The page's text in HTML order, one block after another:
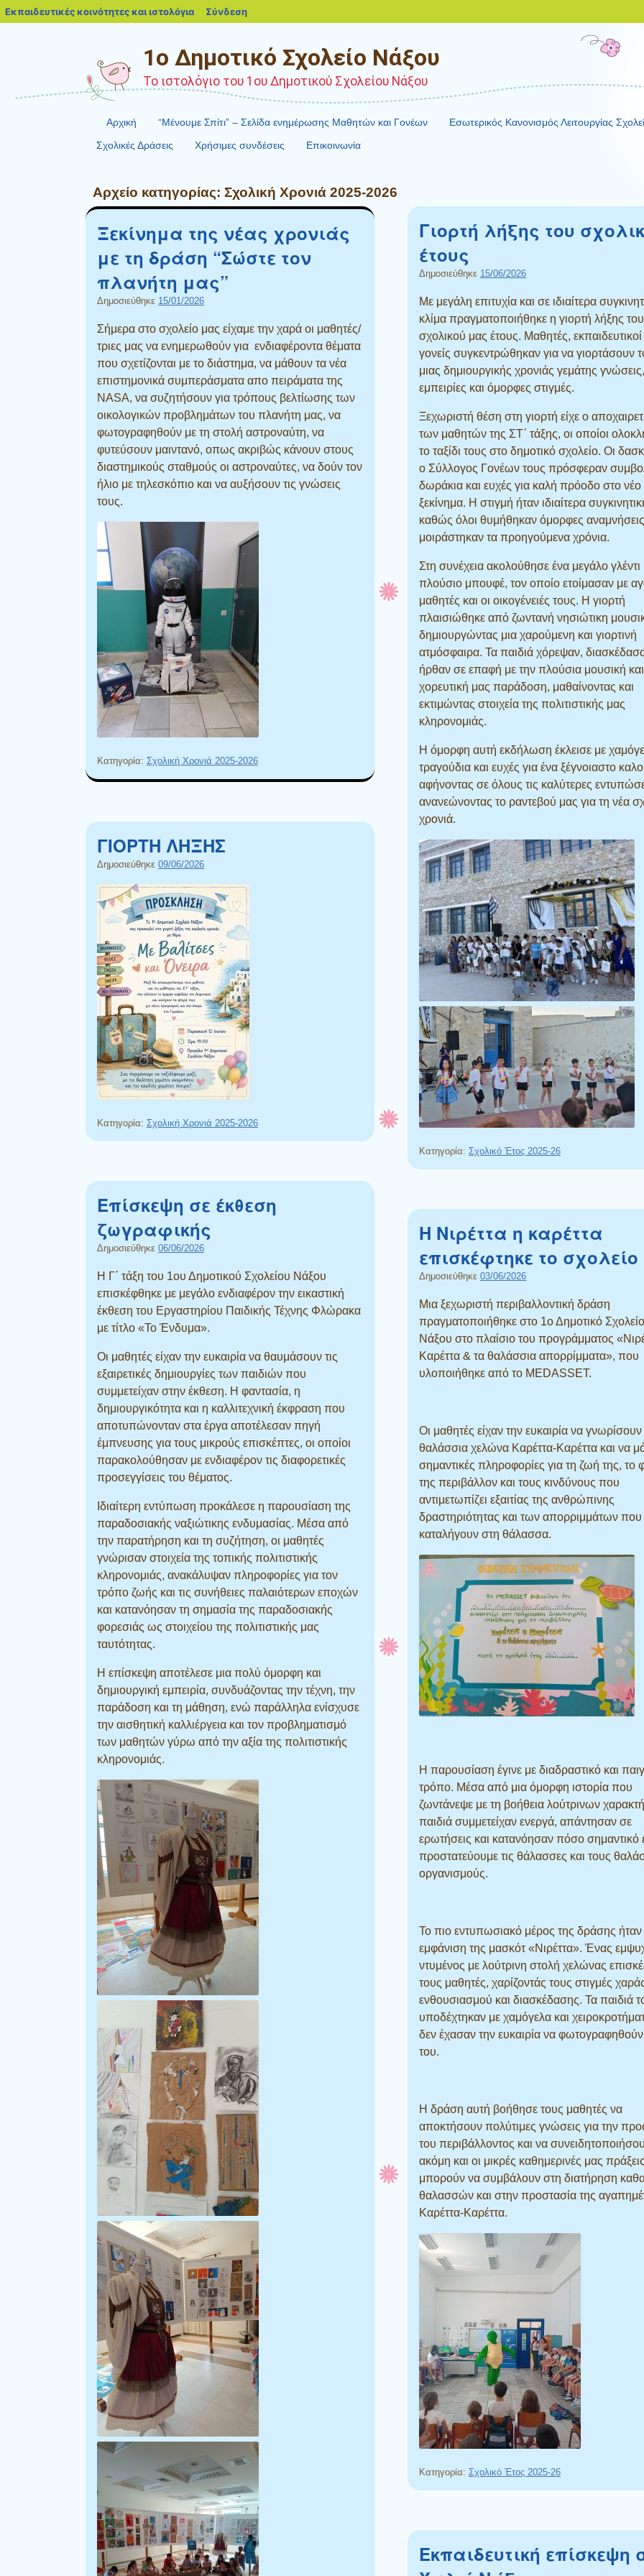
1ο Δημοτικό Σχολείο Νάξου
Το ιστολόγιο του 1ου Δημοτικού Σχολείου Νάξου
Αρχική “Mένουμε Σπίτι” – Σελίδα ενημέρωσης Μαθητών και Γονέων
Εσωτερικός Κανονισμός Λειτουργίας
Σχολικές Δράσεις
Χρήσιμες συνδέσεις Επικοινωνία
Αρχείο κατηγορίας: Σχολική Χρονιά 2025-2026
Ξεκίνημα της νέας χρονιάς
με τη δράση “Σώστε τον
πλανήτη μας”
Δημοσιεύθηκε 15/01/2026
Σήμερα στο σχολείο μας είχαμε την χαρά οι μαθητές/
τριες μας να ενημερωθούν για ενδιαφέροντα θέματα
που σχετίζονται με το διάστημα, να μάθουν τα νέα
επιστημονικά συμπεράσματα απο πειράματα της
ΝΑSA, να συζητήσουν για τρόπους βελτίωσης των
οικολογικών προβλημάτων του πλανήτη μας, να
φωτογραφηθούν με τη στολή αστροναύτη, να
φυτεύσουν μαιντανό, οπως ακριβώς κάνουν στους
διαστημικούς σταθμούς οι αστροναύτες, να δούν τον
ήλιο με τηλεσκόπιο και να αυξήσουν τις γνώσεις
τους.
Κατηγορία: Σχολική Χρονιά 2025-2026
Γιορτή λήξης του
έτους
Δημοσιεύθηκε 15/06/2026
Με μεγάλη επιτυχία και σε ιδιαίτερα
κλίμα πραγματοποιήθηκε η γιορτή λήξης του
σχολικού μας έτους. Μαθητές, εκπαιδευτικοί
γονείς συγκεντρώθηκαν για να γιορτάσουν
μιας δημιουργικής χρονιάς γεμάτης γνώσεις,
εμπειρίες και όμορφες στιγμές.
Ξεχωριστή θέση στη γιορτή είχε ο
των μαθητών της ΣΤ΄ τάξης, οι οποίοι
το ταξίδι τους στο δημοτικό σχολείο. Οι
ο Σύλλογος Γονέων τους πρόσφεραν
δωράκια και ευχές για καλή πρόοδο στο νέο
ξεκίνημα. Η στιγμή ήταν ιδιαίτερα
καθώς όλοι θυμήθηκαν όμορφες
μοιράστηκαν τα προηγούμενα χρόνια.
Στη συνέχεια ακολούθησε ένα μεγάλο γλέντι
πλούσιο μπουφέ, τον οποίο ετοίμασαν με
μαθητές και οι οικογένειές τους. Η γιορτή
πλαισιώθηκε από ζωντανή νησιώτικη
δημιουργώντας μια χαρούμενη και γιορτινή
ατμόσφαιρα. Τα παιδιά χόρεψαν,
ήρθαν σε επαφή με την πλούσια μουσική και
χορευτική μας παράδοση, μαθαίνοντας και
εκτιμώντας στοιχεία της πολιτιστικής μας
κληρονομιάς.
Η όμορφη αυτή εκδήλωση έκλεισε με
τραγούδια και ευχές για ένα ξέγνοιαστο
αφήνοντας σε όλους τις καλύτερες
ανανεώνοντας το ραντεβού μας για τη νέα
χρονιά.
Κατηγορία: Σχολικό Έτος 2025-26
ΓΙΟΡΤΗ ΛΗΞΗΣ
Δημοσιεύθηκε 09/06/2026
Κατηγορία: Σχολική Χρονιά 2025-2026
Επίσκεψη σε έκθεση
ζωγραφικής
Δημοσιεύθηκε 06/06/2026
Η Γ΄ τάξη του 1ου Δημοτικού Σχολείου Νάξου
επισκέφθηκε με μεγάλο ενδιαφέρον την εικαστική
έκθεση του Εργαστηρίου Παιδικής Τέχνης Φλώρακα
με τίτλο «Το Ένδυμα».
Οι μαθητές είχαν την ευκαιρία να θαυμάσουν τις
εξαιρετικές δημιουργίες των παιδιών που
συμμετείχαν στην έκθεση. Η φαντασία, η
δημιουργικότητα και η καλλιτεχνική έκφραση που
αποτυπώνονταν στα έργα αποτέλεσαν πηγή
έμπνευσης για τους μικρούς επισκέπτες, οι οποίοι
παρακολούθησαν με ενδιαφέρον τις διαφορετικές
προσεγγίσεις του θέματος.
Ιδιαίτερη εντύπωση προκάλεσε η παρουσίαση της
παραδοσιακής ναξιώτικης ενδυμασίας. Μέσα από
την παρατήρηση και τη συζήτηση, οι μαθητές
γνώρισαν στοιχεία της τοπικής πολιτιστικής
κληρονομιάς, ανακάλυψαν πληροφορίες για τον
τρόπο ζωής και τις συνήθειες παλαιότερων εποχών
και κατανόησαν τη σημασία της παραδοσιακής
φορεσιάς ως στοιχείου της πολιτιστικής μας
ταυτότητας.
Η επίσκεψη αποτέλεσε μια πολύ όμορφη και
δημιουργική εμπειρία, συνδυάζοντας την τέχνη, την
παράδοση και τη μάθηση, ενώ παράλληλα ενίσχυσε
την αισθητική καλλιέργεια και τον προβληματισμό
των μαθητών γύρω από την αξία της πολιτιστικής
κληρονομιάς.
Η Νιρέττα η καρέττα
επισκέφτηκε το
Δημοσιεύθηκε 03/06/2026
Μια ξεχωριστή περιβαλλοντική δράση
πραγματοποιήθηκε στο 1ο Δημοτικό
Νάξου στο πλαίσιο του προγράμματος
Καρέττα & τα θαλάσσια απορρίμματα», που
υλοποιήθηκε από το MEDASSET.
Οι μαθητές είχαν την ευκαιρία να γνωρίσουν
θαλάσσια χελώνα Καρέττα-Καρέττα και να
σημαντικές πληροφορίες για τη ζωή της, το
της περιβάλλον και τους κινδύνους που
αντιμετωπίζει εξαιτίας της ανθρώπινης
δραστηριότητας και των απορριμμάτων που
καταλήγουν στη θάλασσα.
Η παρουσίαση έγινε με διαδραστικό και
τρόπο. Μέσα από μια όμορφη ιστορία που
ζωντάνεψε με τη βοήθεια λούτρινων
παιδιά συμμετείχαν ενεργά, απάντησαν σε
ερωτήσεις και κατανόησαν πόσο σημαντικό
προστατεύουμε τις θάλασσες και τους
οργανισμούς.
Το πιο εντυπωσιακό μέρος της δράσης
εμφάνιση της μασκότ «Νιρέττα». Ένας
ντυμένος με λούτρινη στολή χελώνας
τους μαθητές, χαρίζοντάς τους στιγμές
ενθουσιασμού και διασκέδασης. Τα παιδιά
υποδέχτηκαν με χαμόγελα και
δεν έχασαν την ευκαιρία να φωτογραφηθούν
του.
Η δράση αυτή βοήθησε τους μαθητές να
αποκτήσουν πολύτιμες γνώσεις για την
του περιβάλλοντος και να
ακόμη και οι μικρές καθημερινές μας
μπορούν να συμβάλουν στη διατήρηση
θαλασσών και στην προστασία της
Καρέττα-Καρέττα.
Κατηγορία: Σχολικό Έτος 2025-26
Εκπαιδευτική επίσκεψη
Εκπαιδευτικές κοινότητες και ιστολόγια blogs.sch.gr
Σύνδεση